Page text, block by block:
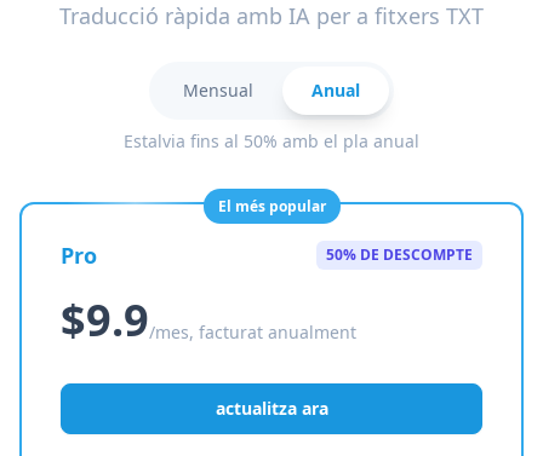
Traducció ràpida amb IA per a fitxers TXT
Mensual Anual
Estalvia fins al 50% amb el pla anual
El més popular
Pro 50% DE DESCOMPTE
$9.9/mes, facturat anualment
actualitza ara